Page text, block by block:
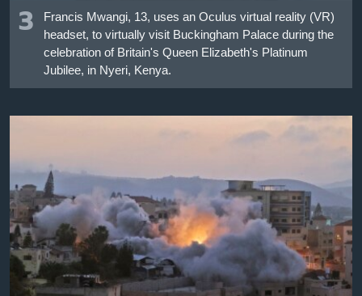
3
Francis Mwangi, 13, uses an Oculus virtual reality (VR)
headset, to virtually visit Buckingham Palace during the
celebration of Britain's Queen Elizabeth's Platinum
Jubilee, in Nyeri, Kenya.